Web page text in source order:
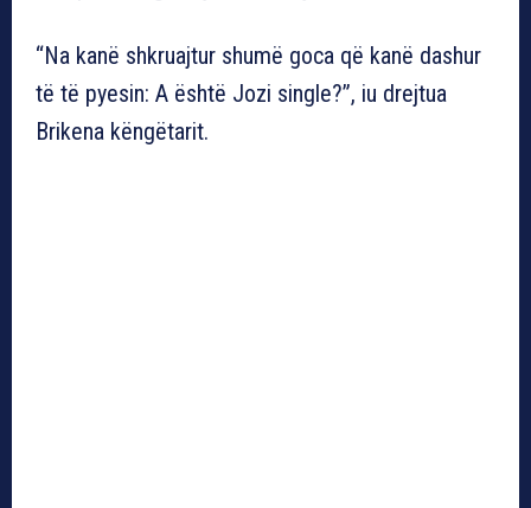
“Na kanë shkruajtur shumë goca që kanë dashur
të të pyesin: A është Jozi single?”, iu drejtua
Brikena këngëtarit.